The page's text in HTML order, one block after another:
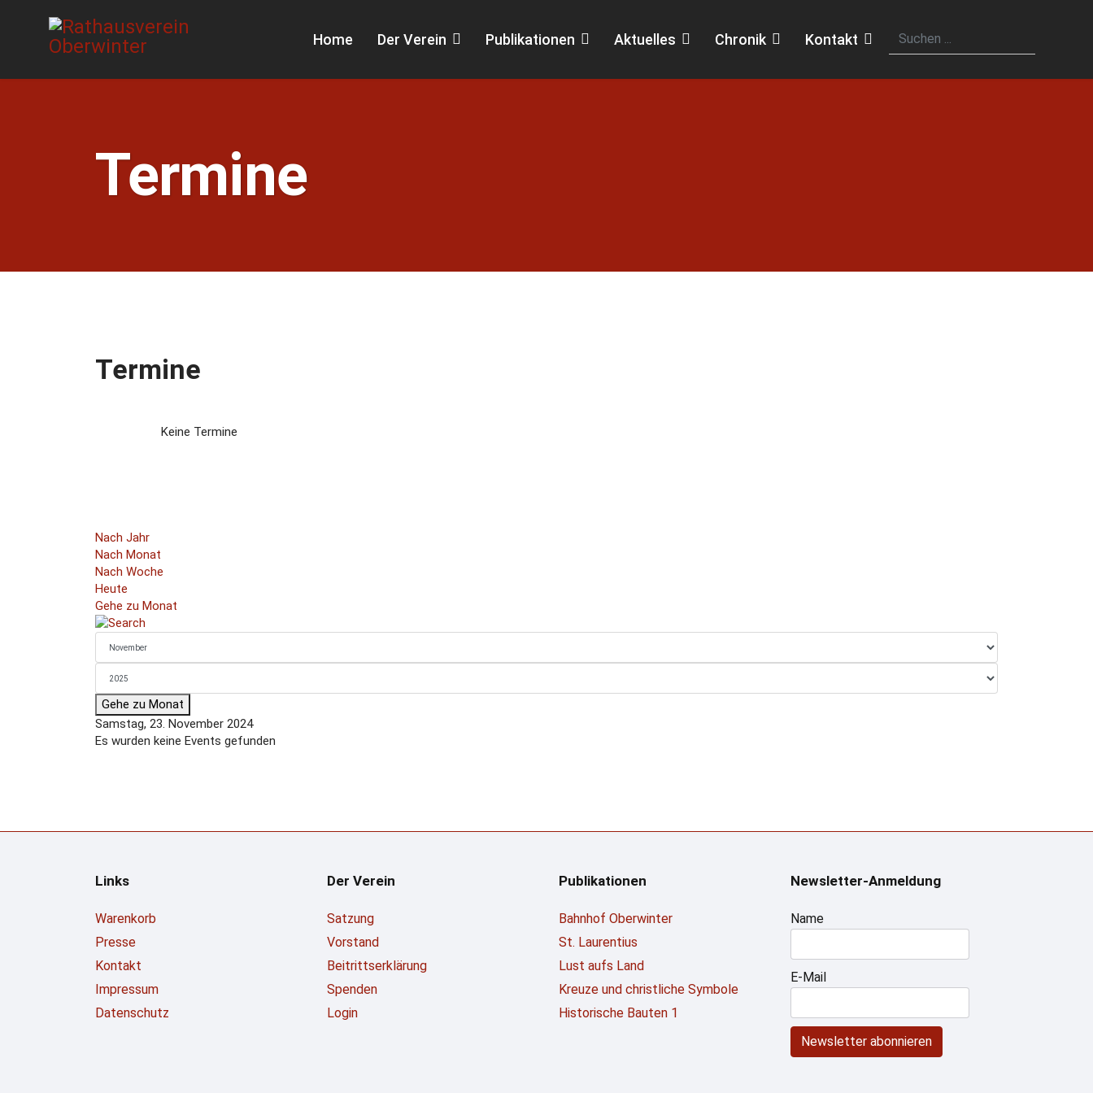
Home Der Verein Publikationen Aktuelles Chronik Kontakt
Termine
Termine
Keine Termine
Nach Jahr
Nach Monat
Nach Woche
Heute
Gehe zu Monat
Gehe zu Monat
Samstag, 23. November 2024
Es wurden keine Events gefunden
Links
Warenkorb
Presse
Kontakt
Impressum
Datenschutz
Der Verein
Satzung
Vorstand
Beitrittserklärung
Spenden
Login
Publikationen
Bahnhof Oberwinter
St. Laurentius
Lust aufs Land
Kreuze und christliche Symbole
Historische Bauten 1
Newsletter-Anmeldung
Name
E-Mail
Newsletter abonnieren